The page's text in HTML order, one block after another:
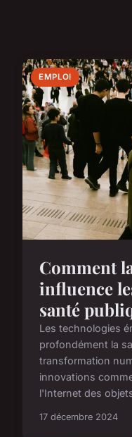
EMPLOI
Comment
influence
santé
Les technologies
profondément la
transformation
innovations
l'Internet des
17 décembre 2024